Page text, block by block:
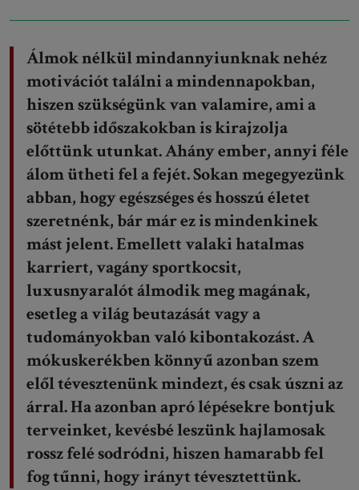
Álmok nélkül mindannyiunknak nehéz
motivációt találni a mindennapokban,
hiszen szükségünk van valamire, ami a
sötétebb időszakokban is kirajzolja
előttünk utunkat. Ahány ember, annyi féle
álom ütheti fel a fejét. Sokan megegyezünk
abban, hogy egészséges és hosszú életet
szeretnénk, bár már ez is mindenkinek
mást jelent. Emellett valaki hatalmas
karriert, vagány sportkocsit,
luxusnyaralót álmodik meg magának,
esetleg a világ beutazását vagy a
tudományokban való kibontakozást. A
mókuskerékben könnyű azonban szem
elől tévesztenünk mindezt, és csak úszni az
árral. Ha azonban apró lépésekre bontjuk
terveinket, kevésbé leszünk hajlamosak
rossz felé sodródni, hiszen hamarabb fel
fog tűnni, hogy irányt tévesztettünk.